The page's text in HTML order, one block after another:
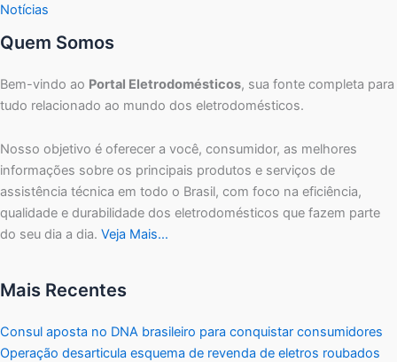
Notícias
Quem Somos
Bem-vindo ao Portal Eletrodomésticos, sua fonte completa para
tudo relacionado ao mundo dos eletrodomésticos.
Nosso objetivo é oferecer a você, consumidor, as melhores
informações sobre os principais produtos e serviços de
assistência técnica em todo o Brasil, com foco na eficiência,
qualidade e durabilidade dos eletrodomésticos que fazem parte
do seu dia a dia. Veja Mais…
Mais Recentes
Consul aposta no DNA brasileiro para conquistar consumidores
Operação desarticula esquema de revenda de eletros roubados